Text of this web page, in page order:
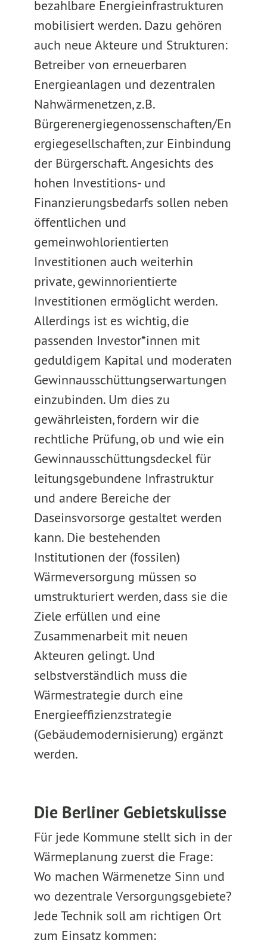
bezahlbare Energieinfrastrukturen
mobilisiert werden. Dazu gehören
auch neue Akteure und Strukturen:
Betreiber von erneuerbaren
Energieanlagen und dezentralen
Nahwärmenetzen, z.B.
Bürgerenergiegenossenschaften/En
ergiegesellschaften, zur Einbindung
der Bürgerschaft. Angesichts des
hohen Investitions- und
Finanzierungsbedarfs sollen neben
öffentlichen und
gemeinwohlorientierten
Investitionen auch weiterhin
private, gewinnorientierte
Investitionen ermöglicht werden.
Allerdings ist es wichtig, die
passenden Investor*innen mit
geduldigem Kapital und moderaten
Gewinnausschüttungserwartungen
einzubinden. Um dies zu
gewährleisten, fordern wir die
rechtliche Prüfung, ob und wie ein
Gewinnausschüttungsdeckel für
leitungsgebundene Infrastruktur
und andere Bereiche der
Daseinsvorsorge gestaltet werden
kann. Die bestehenden
Institutionen der (fossilen)
Wärmeversorgung müssen so
umstrukturiert werden, dass sie die
Ziele erfüllen und eine
Zusammenarbeit mit neuen
Akteuren gelingt. Und
selbstverständlich muss die
Wärmestrategie durch eine
Energieeffizienzstrategie
(Gebäudemodernisierung) ergänzt
werden.
Die Berliner Gebietskulisse
Für jede Kommune stellt sich in der
Wärmeplanung zuerst die Frage:
Wo machen Wärmenetze Sinn und
wo dezentrale Versorgungsgebiete?
Jede Technik soll am richtigen Ort
zum Einsatz kommen: